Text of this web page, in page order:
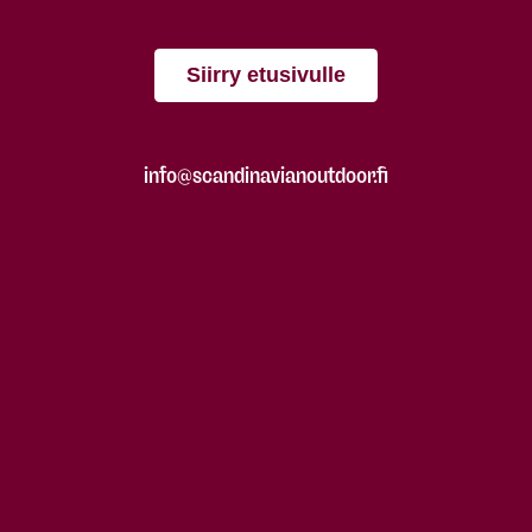
Siirry etusivulle
info@scandinavianoutdoor.fi